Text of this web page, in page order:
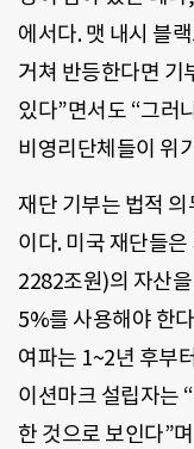
에서다. 맷 내시 블
거쳐 반등한다면 기
있다”면서도 “그러
비영리단체들이 위
재단 기부는 법적
이다. 미국 재단들
2282조원)의 자산
5%를 사용해야 한
여파는 1~2년 후부
이션마크 설립자는
한 것으로 보인다”